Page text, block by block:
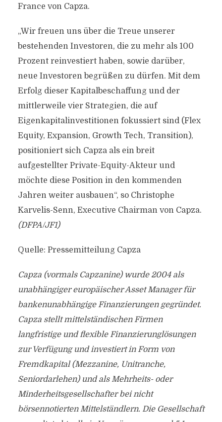
France von Capza.
„Wir freuen uns über die Treue unserer
bestehenden Investoren, die zu mehr als 100
Prozent reinvestiert haben, sowie darüber,
neue Investoren begrüßen zu dürfen. Mit dem
Erfolg dieser Kapitalbeschaffung und der
mittlerweile vier Strategien, die auf
Eigenkapitalinvestitionen fokussiert sind (Flex
Equity, Expansion, Growth Tech, Transition),
positioniert sich Capza als ein breit
aufgestellter Private-Equity-Akteur und
möchte diese Position in den kommenden
Jahren weiter ausbauen“, so Christophe
Karvelis-Senn, Executive Chairman von Capza.
(DFPA/JF1)
Quelle: Pressemitteilung Capza
Capza (vormals Capzanine) wurde 2004 als
unabhängiger europäischer Asset Manager für
bankenunabhängige Finanzierungen gegründet.
Capza stellt mittelständischen Firmen
langfristige und flexible Finanzierunglösungen
zur Verfügung und investiert in Form von
Fremdkapital (Mezzanine, Unitranche,
Seniordarlehen) und als Mehrheits- oder
Minderheitsgesellschafter bei nicht
börsennotierten Mittelständlern. Die Gesellschaft